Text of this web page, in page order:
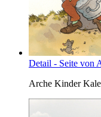
Detail - Seite von
Arche Kinder